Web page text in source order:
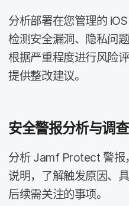
分析部署​在​您​管理​的
检测​安全​漏洞、​隐私​问
根据​严重​程度​进行​风险​
提供​整​改​建议。
安全​警报​分析​与​调查​
分析Jamf Protect警报
说明，​了解​触​发​原因、​
后续​需​关注​的​事项。